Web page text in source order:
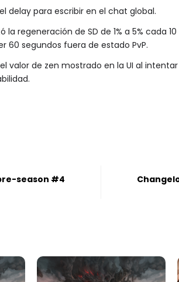
delay para escribir en el chat global.
la regeneración de SD de 1% a 5% cada
60 segundos fuera de estado PvP.
valor de zen mostrado en la UI al
season #4